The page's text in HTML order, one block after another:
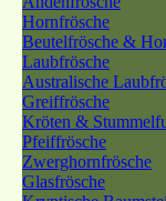
Hornfrösche
Beutelfrösche &
Laubfrösche
Australische
Greiffrösche
Kröten &
Pfeiffrösche
Zwerghornfrösche
Glasfrösche